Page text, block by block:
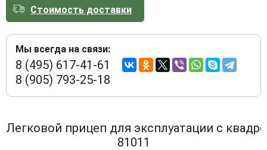
Стоимость доставки
Мы всегда на связи:
8 (495) 617-41-61
8 (905) 793-25-18
Легковой прицеп для эксплуатации с
81011